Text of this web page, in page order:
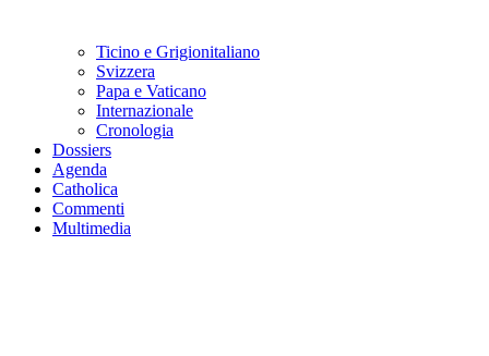
Ticino e Grigionitaliano
Svizzera
Papa e Vaticano
Internazionale
Cronologia
Dossiers
Agenda
Catholica
Commenti
Multimedia